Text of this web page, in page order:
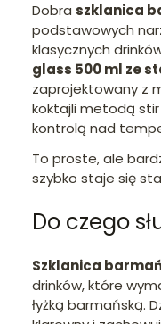
Dobra szklanica
podstawowych
klasycznych
glass 500 ml ze
zaprojektowany z
koktajli metodą stir
kontrolą nad
To proste, ale
szybko staje się
Do czego
Szklanica
drinków, które
łyżką barmańską.